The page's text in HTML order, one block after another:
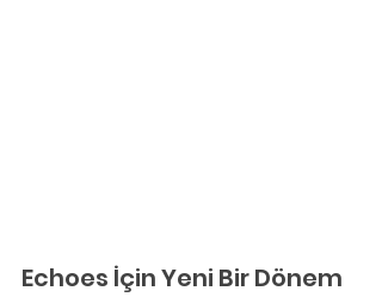
Echoes İçin Yeni Bir Dönem